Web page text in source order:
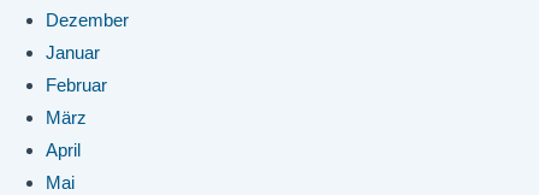
Dezember
Januar
Februar
März
April
Mai